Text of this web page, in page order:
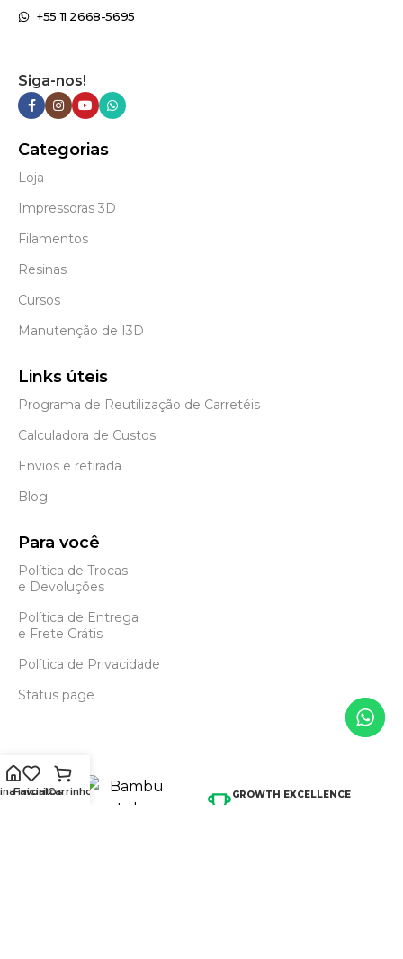
+55 11 2668-5695
Siga-nos!
Categorias
Loja
Impressoras 3D
Filamentos
Resinas
Cursos
Manutenção de I3D
Links úteis
Programa de Reutilização de Carretéis
Calculadora de Custos
Envios e retirada
Blog
Para você
Política de Trocas
e Devoluções
Política de Entrega
e Frete Grátis
Política de Privacidade
Status page
GROWTH EXCELLENCE
inicial
FavoritosCarrinho